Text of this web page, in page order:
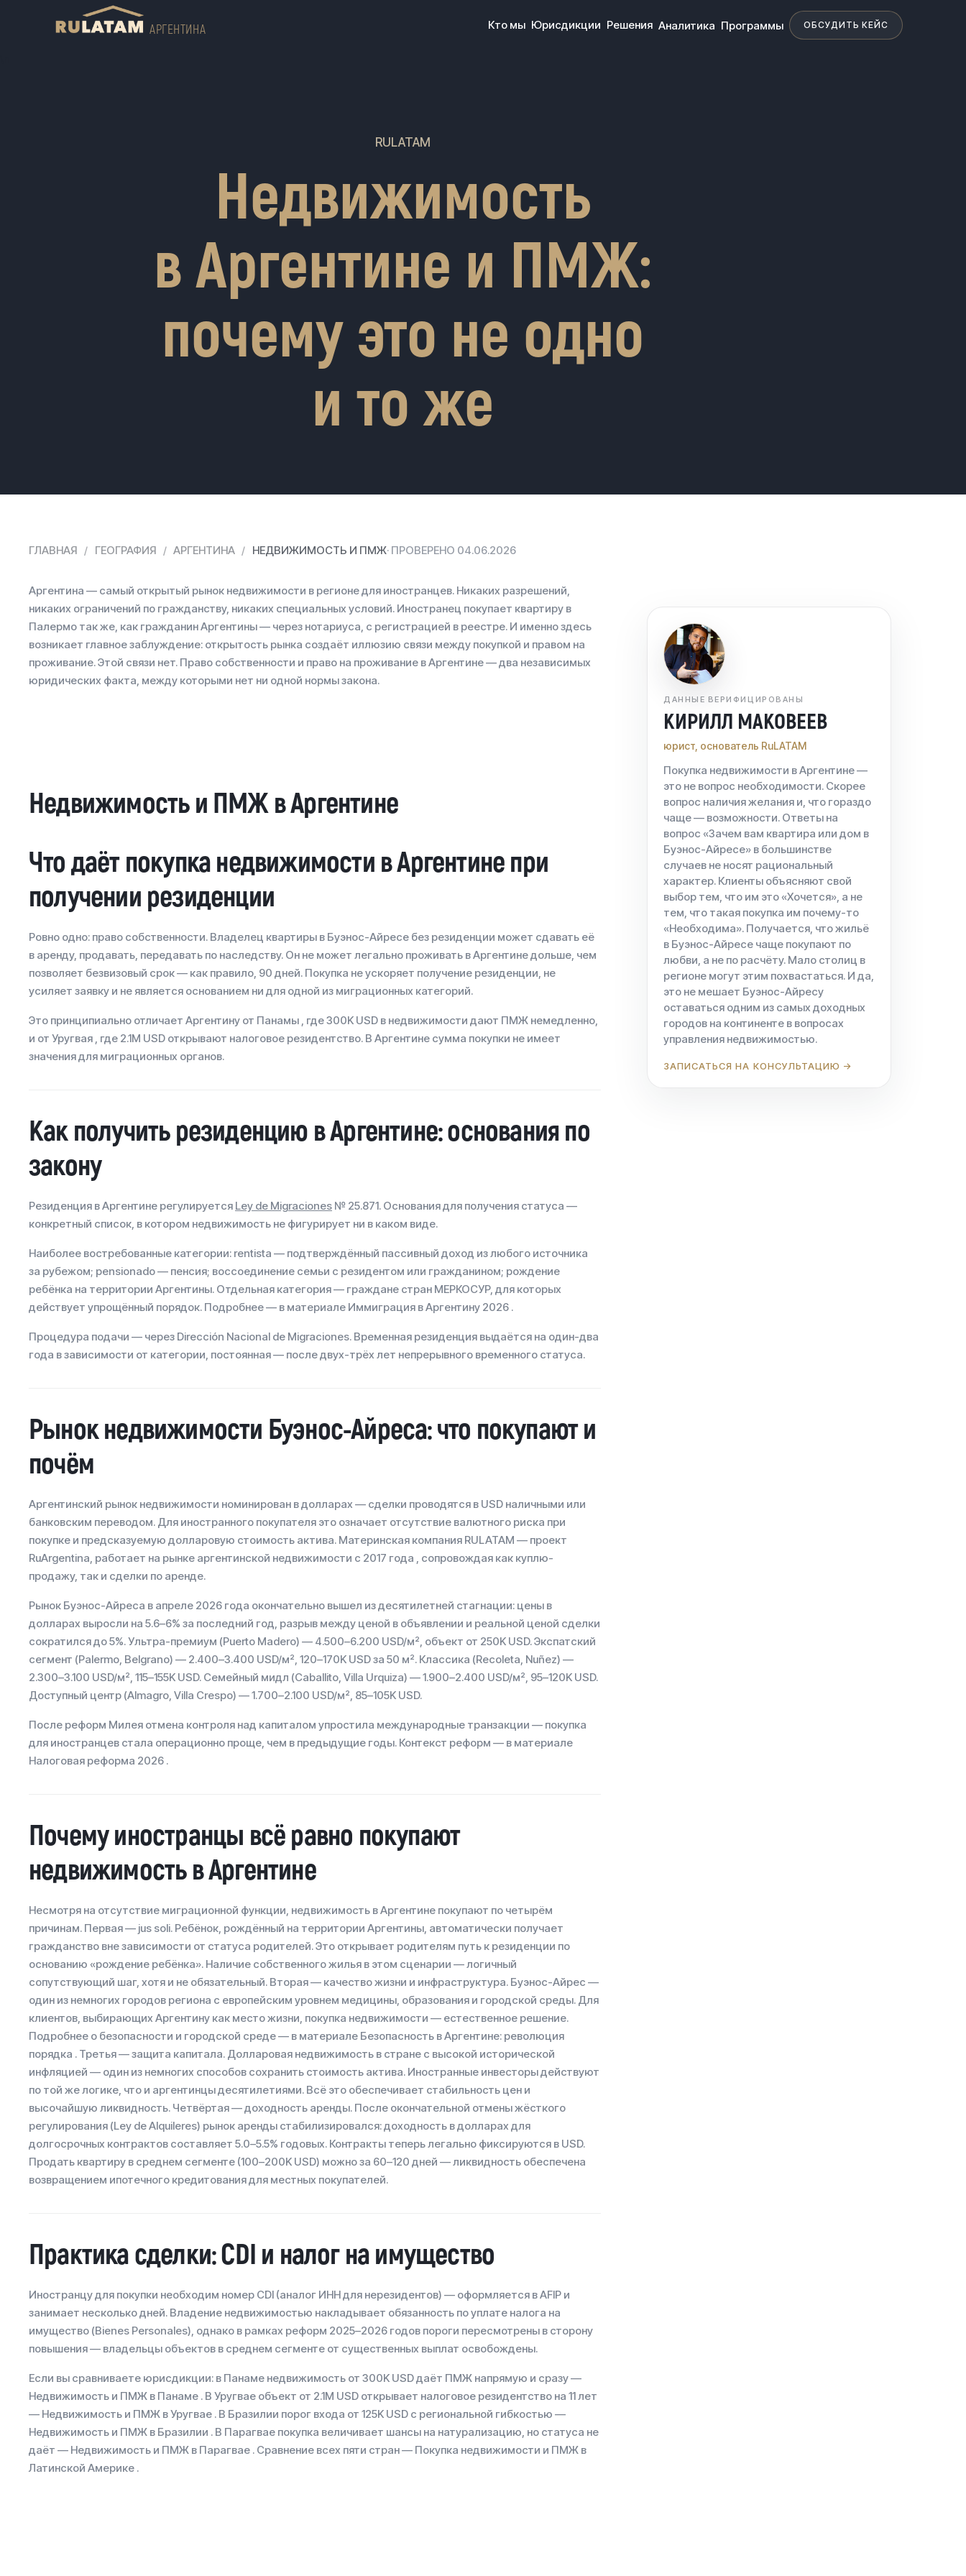
АРГЕНТИНА Кто мы Юрисдикции Решения Аналитика Программы ОБСУДИТЬ КЕЙС
RULATAM
Недвижимость
в Аргентине и ПМЖ:
почему это не одно
и то же
ГЛАВНАЯ ГЕОГРАФИЯ АРГЕНТИНА НЕДВИЖИМОСТЬ И ПМЖ· ПРОВЕРЕНО 04.06.2026
Аргентина — самый открытый рынок недвижимости в регионе для иностранцев. Никаких разрешений,
никаких ограничений по гражданству, никаких специальных условий. Иностранец покупает квартиру в
Палермо так же, как гражданин Аргентины — через нотариуса, с регистрацией в реестре. И именно здесь
возникает главное заблуждение: открытость рынка создаёт иллюзию связи между покупкой и правом на
проживание. Этой связи нет. Право собственности и право на проживание в Аргентине — два независимых
юридических факта, между которыми нет ни одной нормы закона.
ДАННЫЕ ВЕРИФИЦИРОВАНЫ
КИРИЛЛ МАКОВЕЕВ
юрист, основатель RuLATAM
Покупка недвижимости в Аргентине —
это не вопрос необходимости. Скорее
вопрос наличия желания и, что гораздо
чаще — возможности. Ответы на
вопрос «Зачем вам квартира или дом в
Буэнос-Айресе» в большинстве
случаев не носят рациональный
характер. Клиенты объясняют свой
выбор тем, что им это «Хочется», а не
тем, что такая покупка им почему-то
«Необходима». Получается, что жильё
в Буэнос-Айресе чаще покупают по
любви, а не по расчёту. Мало столиц в
регионе могут этим похвастаться. И да,
это не мешает Буэнос-Айресу
оставаться одним из самых доходных
городов на континенте в вопросах
управления недвижимостью.
ЗАПИСАТЬСЯ НА КОНСУЛЬТАЦИЮ →
Недвижимость и ПМЖ в Аргентине
Что даёт покупка недвижимости в Аргентине при
получении резиденции
Ровно одно: право собственности. Владелец квартиры в Буэнос-Айресе без резиденции может сдавать её
в аренду, продавать, передавать по наследству. Он не может легально проживать в Аргентине дольше, чем
позволяет безвизовый срок — как правило, 90 дней. Покупка не ускоряет получение резиденции, не
усиляет заявку и не является основанием ни для одной из миграционных категорий.
Это принципиально отличает Аргентину от Панамы , где 300K USD в недвижимости дают ПМЖ немедленно,
и от Уругвая , где 2.1M USD открывают налоговое резидентство. В Аргентине сумма покупки не имеет
значения для миграционных органов.
Как получить резиденцию в Аргентине: основания по
закону
Резиденция в Аргентине регулируется Ley de Migraciones № 25.871. Основания для получения статуса —
конкретный список, в котором недвижимость не фигурирует ни в каком виде.
Наиболее востребованные категории: rentista — подтверждённый пассивный доход из любого источника
за рубежом; pensionado — пенсия; воссоединение семьи с резидентом или гражданином; рождение
ребёнка на территории Аргентины. Отдельная категория — граждане стран МЕРКОСУР, для которых
действует упрощённый порядок. Подробнее — в материале Иммиграция в Аргентину 2026 .
Процедура подачи — через Dirección Nacional de Migraciones. Временная резиденция выдаётся на один-два
года в зависимости от категории, постоянная — после двух-трёх лет непрерывного временного статуса.
Рынок недвижимости Буэнос-Айреса: что покупают и
почём
Аргентинский рынок недвижимости номинирован в долларах — сделки проводятся в USD наличными или
банковским переводом. Для иностранного покупателя это означает отсутствие валютного риска при
покупке и предсказуемую долларовую стоимость актива. Материнская компания RULATAM — проект
RuArgentina, работает на рынке аргентинской недвижимости с 2017 года , сопровождая как куплю-
продажу, так и сделки по аренде.
Рынок Буэнос-Айреса в апреле 2026 года окончательно вышел из десятилетней стагнации: цены в
долларах выросли на 5.6–6% за последний год, разрыв между ценой в объявлении и реальной ценой сделки
сократился до 5%. Ультра-премиум (Puerto Madero) — 4.500–6.200 USD/м², объект от 250K USD. Экспатский
сегмент (Palermo, Belgrano) — 2.400–3.400 USD/м², 120–170K USD за 50 м². Классика (Recoleta, Nuñez) —
2.300–3.100 USD/м², 115–155K USD. Семейный мидл (Caballito, Villa Urquiza) — 1.900–2.400 USD/м², 95–120K USD.
Доступный центр (Almagro, Villa Crespo) — 1.700–2.100 USD/м², 85–105K USD.
После реформ Милея отмена контроля над капиталом упростила международные транзакции — покупка
для иностранцев стала операционно проще, чем в предыдущие годы. Контекст реформ — в материале
Налоговая реформа 2026 .
Почему иностранцы всё равно покупают
недвижимость в Аргентине
Несмотря на отсутствие миграционной функции, недвижимость в Аргентине покупают по четырём
причинам. Первая — jus soli. Ребёнок, рождённый на территории Аргентины, автоматически получает
гражданство вне зависимости от статуса родителей. Это открывает родителям путь к резиденции по
основанию «рождение ребёнка». Наличие собственного жилья в этом сценарии — логичный
сопутствующий шаг, хотя и не обязательный. Вторая — качество жизни и инфраструктура. Буэнос-Айрес —
один из немногих городов региона с европейским уровнем медицины, образования и городской среды. Для
клиентов, выбирающих Аргентину как место жизни, покупка недвижимости — естественное решение.
Подробнее о безопасности и городской среде — в материале Безопасность в Аргентине: революция
порядка . Третья — защита капитала. Долларовая недвижимость в стране с высокой исторической
инфляцией — один из немногих способов сохранить стоимость актива. Иностранные инвесторы действуют
по той же логике, что и аргентинцы десятилетиями. Всё это обеспечивает стабильность цен и
высочайшую ликвидность. Четвёртая — доходность аренды. После окончательной отмены жёсткого
регулирования (Ley de Alquileres) рынок аренды стабилизировался: доходность в долларах для
долгосрочных контрактов составляет 5.0–5.5% годовых. Контракты теперь легально фиксируются в USD.
Продать квартиру в среднем сегменте (100–200K USD) можно за 60–120 дней — ликвидность обеспечена
возвращением ипотечного кредитования для местных покупателей.
Практика сделки: CDI и налог на имущество
Иностранцу для покупки необходим номер CDI (аналог ИНН для нерезидентов) — оформляется в AFIP и
занимает несколько дней. Владение недвижимостью накладывает обязанность по уплате налога на
имущество (Bienes Personales), однако в рамках реформ 2025–2026 годов пороги пересмотрены в сторону
повышения — владельцы объектов в среднем сегменте от существенных выплат освобождены.
Если вы сравниваете юрисдикции: в Панаме недвижимость от 300K USD даёт ПМЖ напрямую и сразу —
Недвижимость и ПМЖ в Панаме . В Уругвае объект от 2.1M USD открывает налоговое резидентство на 11 лет
— Недвижимость и ПМЖ в Уругвае . В Бразилии порог входа от 125K USD с региональной гибкостью —
Недвижимость и ПМЖ в Бразилии . В Парагвае покупка величивает шансы на натурализацию, но статуса не
даёт — Недвижимость и ПМЖ в Парагвае . Сравнение всех пяти стран — Покупка недвижимости и ПМЖ в
Латинской Америке .